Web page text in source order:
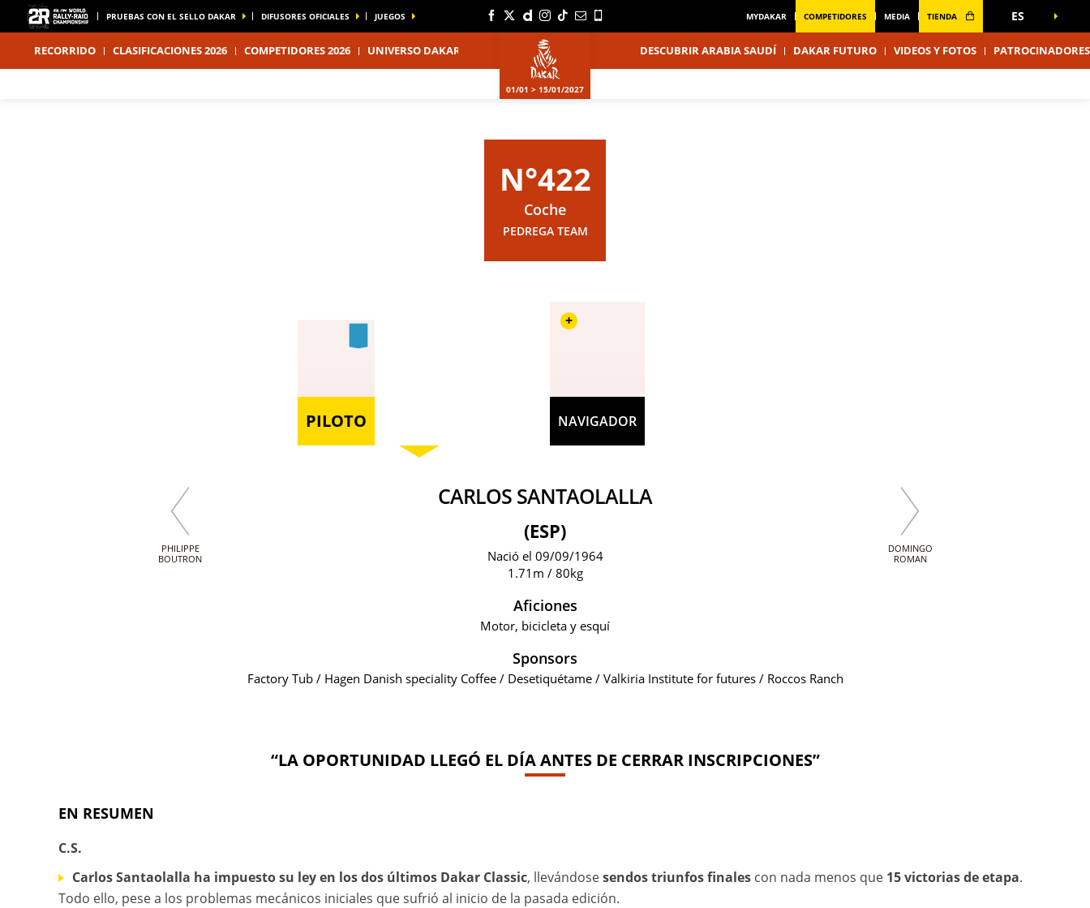
PRUEBAS CON EL SELLO DAKAR DIFUSORES OFICIALES JUEGOS MYDAKAR COMPETIDORES MEDIA TIENDA ES
RECORRIDO CLASIFICACIONES 2026 COMPETIDORES 2026 UNIVERSO DAKAR
01/01 > 15/01/2027
DESCUBRIR ARABIA SAUDÍ DAKAR FUTURO VIDEOS Y FOTOS PATROCINADORES
N°422
Coche
PEDREGA TEAM
PILOTO NAVIGADOR
+
PHILIPPE
BOUTRON
DOMINGO
ROMAN
CARLOS SANTAOLALLA
(ESP)
Nació el 09/09/1964
1.71m / 80kg
Aficiones
Motor, bicicleta y esquí
Sponsors
Factory Tub / Hagen Danish speciality Coffee / Desetiquétame / Valkiria Institute for futures / Roccos Ranch
“LA OPORTUNIDAD LLEGÓ EL DÍA ANTES DE CERRAR INSCRIPCIONES”
EN RESUMEN
C.S.
Carlos Santaolalla ha impuesto su ley en los dos últimos Dakar Classic, llevándosesendos triunfos finales con nada menos que 15 victorias de etapa.
Todo ello, pese a los problemas mecánicos iniciales que sufrió al inicio de la pasada edición.